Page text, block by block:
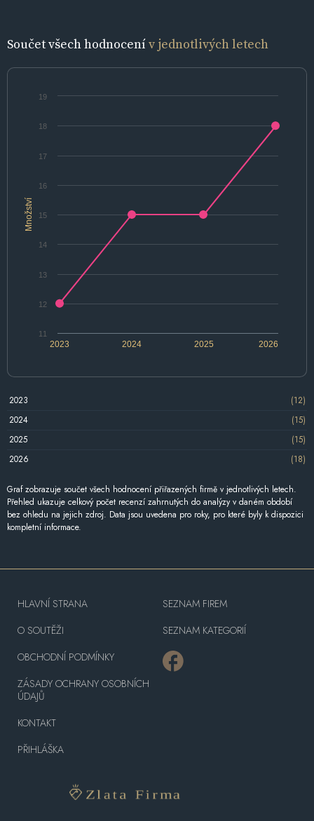
Součet všech hodnocenív jednotlivých letech
Množství
2024 2026
2023 2025
11
12
13
14
15
16
17
18
19
2023
(12)
2024
(15)
2025
(15)
2026
(18)
Graf zobrazuje součet všech hodnocení přiřazených firmě v jednotlivých letech.
Přehled ukazuje celkový počet recenzí zahrnutých do analýzy v daném období
bez ohledu na jejich zdroj. Data jsou uvedena pro roky, pro které byly k dispozici
kompletní informace.
HLAVNÍ STRANA
O SOUTĚŽI
OBCHODNÍ PODMÍNKY
ZÁSADY OCHRANY OSOBNÍCH
ÚDAJŮ
KONTAKT
PŘIHLÁŠKA
SEZNAM FIREM
SEZNAM KATEGORIÍ